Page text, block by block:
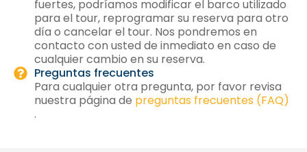
fuertes, podríamos modificar el barco utilizado
para el tour, reprogramar su reserva para otro
día o cancelar el tour. Nos pondremos en
contacto con usted de inmediato en caso de
cualquier cambio en su reserva.
Preguntas frecuentes
Para cualquier otra pregunta, por favor revisa
nuestra página de preguntas frecuentes (FAQ)
.